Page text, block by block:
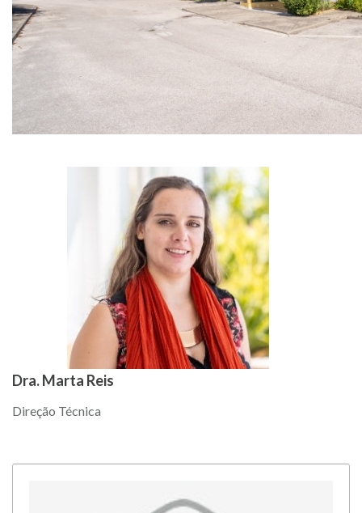
Dra. Marta Reis
Direção Técnica